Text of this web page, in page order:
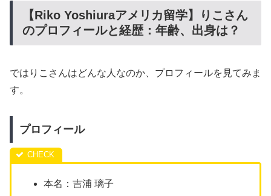
【Riko Yoshiuraアメリカ留学】りこさん
のプロフィールと経歴：年齢、出身は？
ではりこさんはどんな人なのか、プロフィールを見てみま
す。
プロフィール
本名：吉浦 璃子